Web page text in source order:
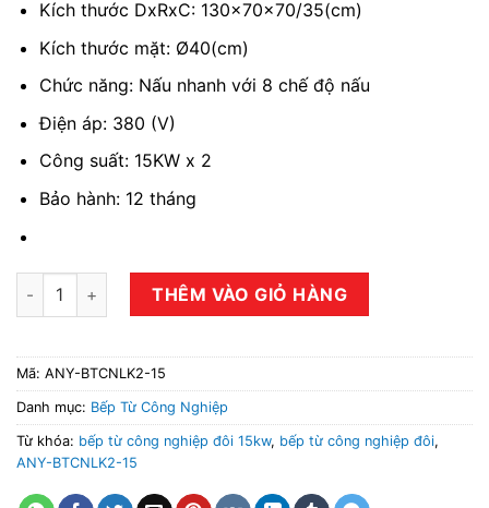
Kích thước DxRxC: 130x70x70/35(cm)
Kích thước mặt: Ø40(cm)
Chức năng: Nấu nhanh với 8 chế độ nấu
Điện áp: 380 (V)
Công suất: 15KW x 2
Bảo hành: 12 tháng
Bếp từ công nghiệp đôi 15KW lõm kính số lượng
THÊM VÀO GIỎ HÀNG
Mã: ANY-BTCNLK2-15
Danh mục: Bếp Từ Công Nghiệp
Từ khóa: bếp từ công nghiệp đôi 15kw, bếp từ công nghiệp đôi,
ANY-BTCNLK2-15